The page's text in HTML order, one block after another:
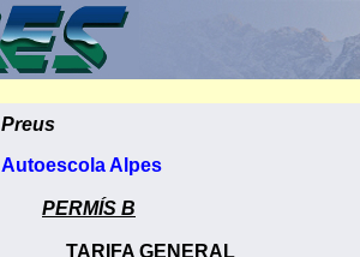
Preus
Autoescola Alpes
PERMÍS B
TARIFA GENERAL